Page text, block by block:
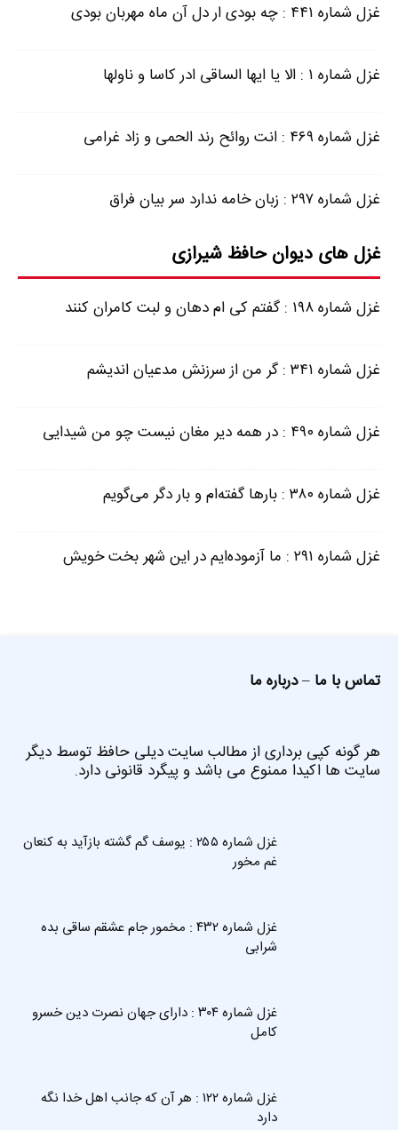
غزل شماره ۴۴۱ : چه بودی ار دل آن ماه مهربان بودی
غزل شماره ۱ : الا یا ایها الساقی ادر کاسا و ناولها
غزل شماره ۴۶۹ : انت روائح رند الحمی و زاد غرامی
غزل شماره ۲۹۷ : زبان خامه ندارد سر بیان فراق
غزل های دیوان حافظ شیرازی
غزل شماره ۱۹۸ : گفتم کی ام دهان و لبت کامران کنند
غزل شماره ۳۴۱ : گر من از سرزنش مدعیان اندیشم
غزل شماره ۴۹۰ : در همه دیر مغان نیست چو من شیدایی
غزل شماره ۳۸۰ : بارها گفته‌ام و بار دگر می‌گویم
غزل شماره ۲۹۱ : ما آزموده‌ایم در این شهر بخت خویش
تماس با ما –درباره ما
هر گونه کپی برداری از مطالب سایت دیلی حافظ توسط دیگر
سایت ها اکیدا ممنوع می باشد و پیگرد قانونی دارد.
غزل شماره ۲۵۵ : یوسف گم گشته بازآید به کنعان
غم مخور
غزل شماره ۴۳۲ : مخمور جام عشقم ساقی بده
شرابی
غزل شماره ۳۰۴ : دارای جهان نصرت دین خسرو
کامل
غزل شماره ۱۲۲ : هر آن که جانب اهل خدا نگه
دارد